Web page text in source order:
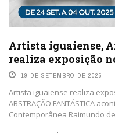
Artista iguaiense,
realiza exposição
19 DE SETEMBRO DE 2025
Artista iguaiense realiza
ABSTRAÇÃO FANTÁSTICA
Contemporânea Raimundo